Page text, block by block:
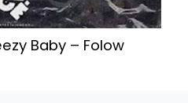
Baby – Folow